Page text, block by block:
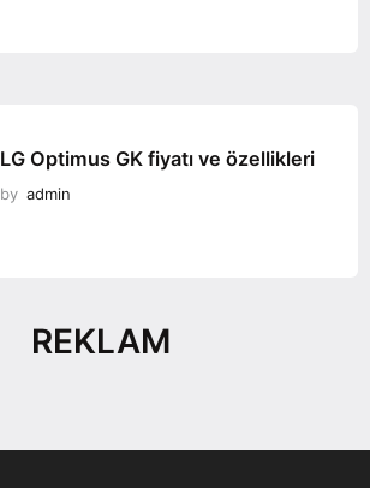
LG Optimus GK fiyatı ve özellikleri
by admin
REKLAM